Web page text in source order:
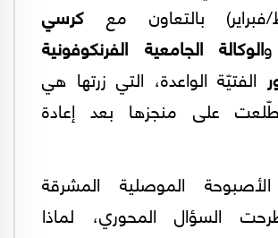
كرسي
الوكالة الجامعية الفرنكوفونية
الفتيّة الواعدة، التي زرتها هي
على منجزها بعد إعادة
الموصلية المشرقة
السؤال المحوري، لماذا